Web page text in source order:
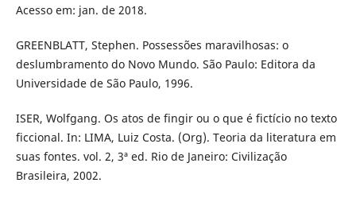
Acesso em: jan. de 2018.
GREENBLATT, Stephen. Possessões maravilhosas: o
deslumbramento do Novo Mundo. São Paulo: Editora da
Universidade de São Paulo, 1996.
ISER, Wolfgang. Os atos de fingir ou o que é fictício no texto
ficcional. In: LIMA, Luiz Costa. (Org). Teoria da literatura em
suas fontes. vol. 2, 3ª ed. Rio de Janeiro: Civilização
Brasileira, 2002.